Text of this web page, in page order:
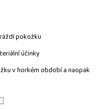
pokožku
účinky
v horkém období a naopak